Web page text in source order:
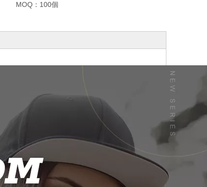
MOQ： 100個